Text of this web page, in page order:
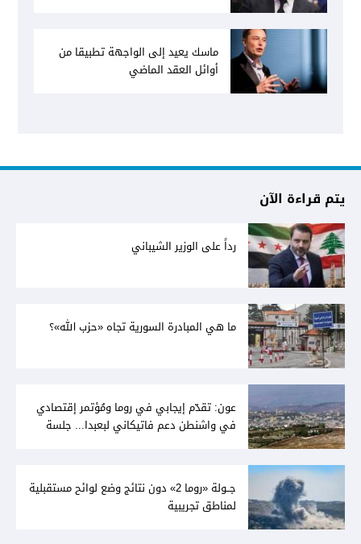
ماسك يعيد إلى الواجهة تطبيقا من
أوائل العقد الماضي
يتم قراءة الآن
رداً على الوزير الشيباني
ما هي المبادرة السورية تجاه «حزب الله»؟
عون: تقدّم إيجابي في روما ومُؤتمر إقتصادي
في واشنطن دعم فاتيكاني لبعبدا... جلسة
جــولة «روما 2» دون نتائج وضع لوائح مستقبلية
لمناطق تجريبية